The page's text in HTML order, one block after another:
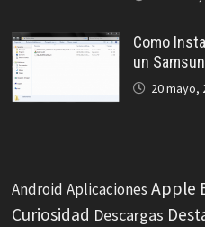
Como
un
20 mayo,
Android Aplicaciones Apple
Curiosidad Descargas